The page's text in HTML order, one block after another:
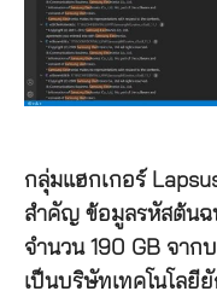
กลุ่มแฮกเกอร์
สำคัญ ข้อมูลรหัสต้นฉ
จำนวน 190 GB จาก
เป็นบริษัทเทคโนโลยี